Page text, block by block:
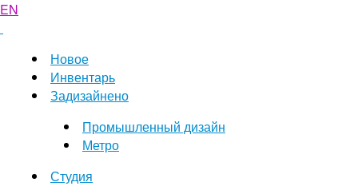
EN
Новое
Инвентарь
Задизайнено
Промышленный дизайн
Метро
Студия